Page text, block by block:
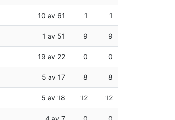
10 av 61 1 1
1 av 51 9 9
19 av 22 0 0
5 av 17 8 8
5 av 18 12 12
4 av 7 0 0